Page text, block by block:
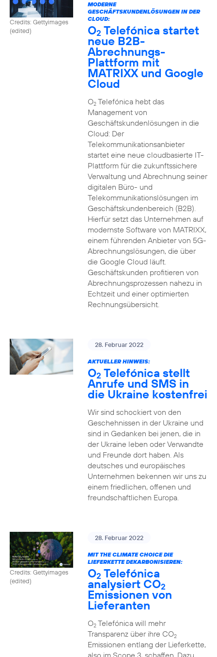
Credits: Gettyimages
(edited)
MODERNE
GESCHÄFTSKUNDENLÖSUNGEN IN DER
CLOUD:
O2 Telefónica startet
neue B2B-
Abrechnungs-
Plattform mit
MATRIXX und Google
Cloud
O2Telefónica hebt das
Management von
Geschäftskundenlösungen in die
Cloud: Der
Telekommunikationsanbieter
startet eine neue cloudbasierte IT-
Plattform für die zukunftssichere
Verwaltung und Abrechnung seiner
digitalen Büro- und
Telekommunikationslösungen im
Geschäftskundenbereich (B2B).
Hierfür setzt das Unternehmen auf
modernste Software von MATRIXX,
einem führenden Anbieter von 5G-
Abrechnungslösungen, die über
die Google Cloud läuft.
Geschäftskunden profitieren von
Abrechnungsprozessen nahezu in
Echtzeit und einer optimierten
Rechnungsübersicht.
28. Februar 2022
AKTUELLER HINWEIS:
O2 Telefónica stellt
Anrufe und SMS in
die Ukraine kostenfrei
Wir sind schockiert von den
Geschehnissen in der Ukraine und
sind in Gedanken bei jenen, die in
der Ukraine leben oder Verwandte
und Freunde dort haben. Als
deutsches und europäisches
Unternehmen bekennen wir uns zu
einem friedlichen, offenen und
freundschaftlichen Europa.
Credits: Gettyimages
(edited)
28. Februar 2022
MIT THE CLIMATE CHOICE DIE
LIEFERKETTE DEKARBONISIEREN:
O2 Telefónica
analysiert CO2
Emissionen von
Lieferanten
O2Telefónica will mehr
Transparenz über ihre CO2
Emissionen entlang der Lieferkette,
also im Scope 3, schaffen. Dazu